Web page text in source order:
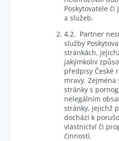
Poskytovatele
a služeb.
4.2. Partner
služby
stránkách,
jakýmkoliv
předpisy České
mravy. Zejména
stránky s
nelegálním
stránky, jejichž
dochází k
vlastnictví či
činností.